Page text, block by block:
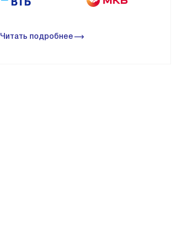
Читать подробнее